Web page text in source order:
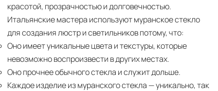
красотой, прозрачностью и долговечностью.
Итальянские мастера используют муранское стекло
для создания люстр и светильников потому, что:
Оно имеет уникальные цвета и текстуры, которые
невозможно воспроизвести в других местах.
Оно прочнее обычного стекла и служит дольше.
Каждое изделие из муранского стекла — уникально, так